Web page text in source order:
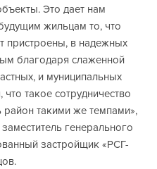
Это дает нам
жильцам то, что
пристроены, в надежных
благодаря слаженной
и муниципальных
такое сотрудничество
район такими же темпами»,
генерального
застройщик «РСГ-